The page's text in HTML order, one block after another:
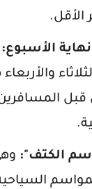
الأقل.
الأسبوع:
الكتف":